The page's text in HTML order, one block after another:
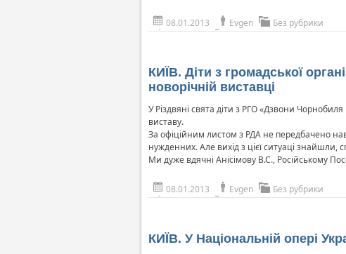
08.01.2013 Evgen Без рубрики
КИЇВ. Діти з громадської
новорічній виставці
У Різдвяні свята діти з РГО «Дзвони
виставу.
За офіційним листом з РДА не передбачено
нужденних. Але вихід з цієї ситуаці знайшли,
Ми дуже вдячні Анісімову В.С., Російському
08.01.2013 Evgen Без рубрики
КИЇВ. У Національній опері